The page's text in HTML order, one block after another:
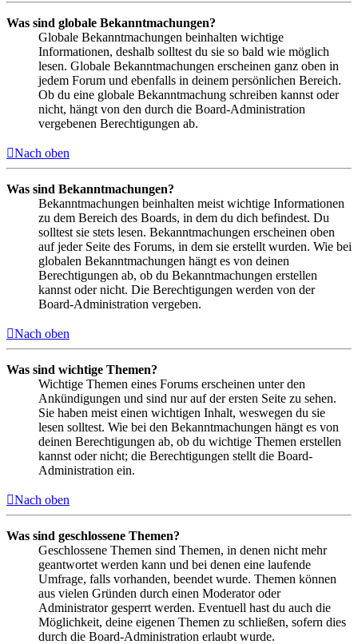
Was sind globale Bekanntmachungen?
Globale Bekanntmachungen beinhalten wichtige
Informationen, deshalb solltest du sie so bald wie möglich
lesen. Globale Bekanntmachungen erscheinen ganz oben in
jedem Forum und ebenfalls in deinem persönlichen Bereich.
Ob du eine globale Bekanntmachung schreiben kannst oder
nicht, hängt von den durch die Board-Administration
vergebenen Berechtigungen ab.
Nach oben
Was sind Bekanntmachungen?
Bekanntmachungen beinhalten meist wichtige Informationen
zu dem Bereich des Boards, in dem du dich befindest. Du
solltest sie stets lesen. Bekanntmachungen erscheinen oben
auf jeder Seite des Forums, in dem sie erstellt wurden. Wie bei
globalen Bekanntmachungen hängt es von deinen
Berechtigungen ab, ob du Bekanntmachungen erstellen
kannst oder nicht. Die Berechtigungen werden von der
Board-Administration vergeben.
Nach oben
Was sind wichtige Themen?
Wichtige Themen eines Forums erscheinen unter den
Ankündigungen und sind nur auf der ersten Seite zu sehen.
Sie haben meist einen wichtigen Inhalt, weswegen du sie
lesen solltest. Wie bei den Bekanntmachungen hängt es von
deinen Berechtigungen ab, ob du wichtige Themen erstellen
kannst oder nicht; die Berechtigungen stellt die Board-
Administration ein.
Nach oben
Was sind geschlossene Themen?
Geschlossene Themen sind Themen, in denen nicht mehr
geantwortet werden kann und bei denen eine laufende
Umfrage, falls vorhanden, beendet wurde. Themen können
aus vielen Gründen durch einen Moderator oder
Administrator gesperrt werden. Eventuell hast du auch die
Möglichkeit, deine eigenen Themen zu schließen, sofern dies
durch die Board-Administration erlaubt wurde.